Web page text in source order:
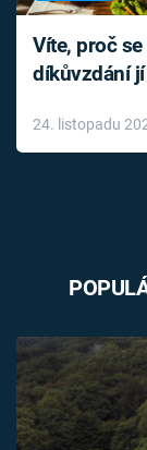
Víte, proč se
díkůvzdání
24. listopadu